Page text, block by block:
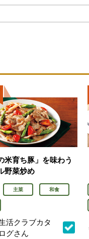
米育ち豚」を味わう
野菜炒め
主菜 和食
活クラブカタ
ログさん